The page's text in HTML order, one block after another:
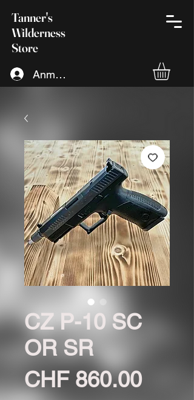
Tanner's
Wilderness
Store
Anmelden
CZ P-10 SC
OR SR
CHF 860.00Preis